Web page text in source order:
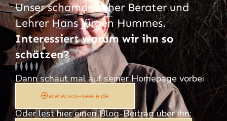
Unser schamanischer Berater und
Lehrer Hans Jürgen Hummes.
Interessiert warum wir ihn so
schätzen?
Dann schaut mal auf seiner Homepage vorbei
www.sos-seele.de
Oder lest hier einen Blog-Beitrag über ihn: